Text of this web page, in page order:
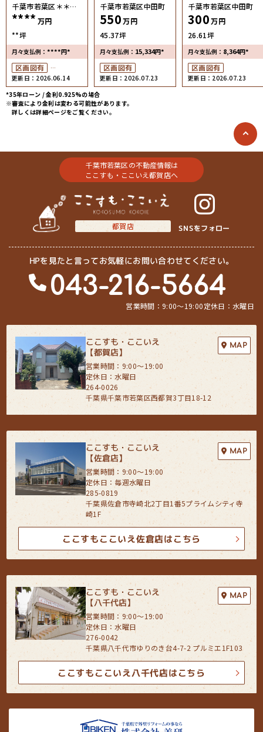
千葉市若葉区＊＊＊
＊
**** 万円
**坪
月々支払例： ****円*
区画図有
接道6ｍ以上
更新日：2026.06.14
千葉市若葉区中田町
550 万円
45.37坪
月々支払例： 15,334円*
区画図有
更新日：2026.07.23
千葉市若葉区中田町
300 万円
26.61坪
月々支払例： 8,364円*
区画図有
更新日：2026.07.23
*35年ローン / 金利0.925%の場合
※審査により金利は変わる可能性があります。
詳しくは詳細ページをご覧ください。
千葉市若葉区の不動産情報は
ここすも・ここいえ都賀店へ
都賀店 SNSをフォロー
HPを見たと言ってお気軽にお問い合わせてください。
043-216-5664
営業時間：9:00〜19:00定休日：水曜日
ここすも・ここいえ
【佐倉店】
285-0819
千葉県佐倉市寺崎北2丁目1番5プライムシティ寺
崎1F
営業時間：9:00〜19:00
定休日：毎週水曜日
MAP
ここすもここいえ佐倉店はこちら
ここすも・ここいえ
【八千代店】
276-0042
千葉県八千代市ゆりのき台4-7-2 プルミエ1F103
営業時間：9:00〜19:00
定休日：水曜日
MAP
ここすもここいえ八千代店はこちら
ここすも・ここいえ
【都賀店】
264-0026
千葉県千葉市若葉区西都賀3丁目18-12
営業時間：9:00〜19:00
定休日：水曜日
MAP